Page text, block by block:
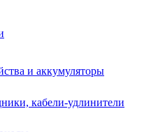
и аккумуляторы
кабели-удлинители